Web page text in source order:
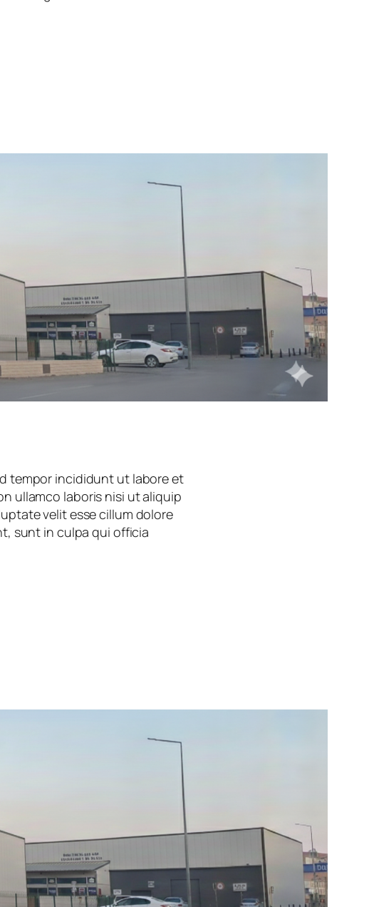
tempor incididunt ut labore et
ullamco laboris nisi ut aliquip
velit esse cillum dolore
sunt in culpa qui officia